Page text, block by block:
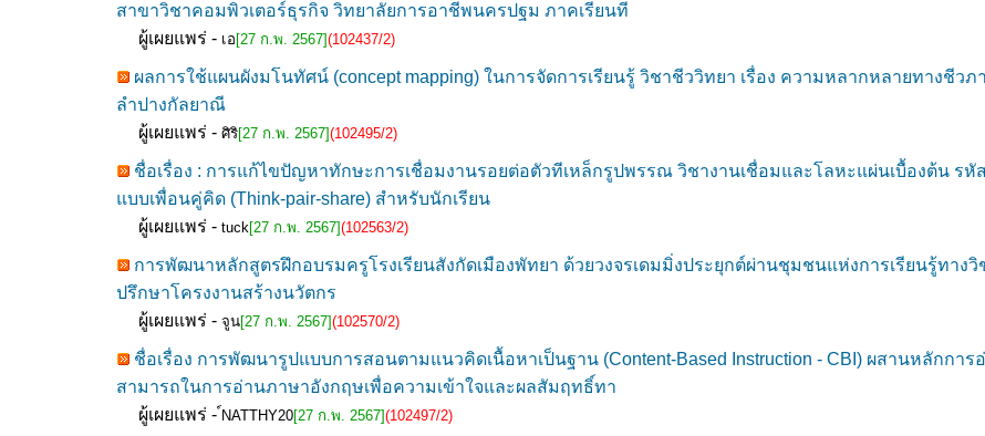
สาขาวิชาคอมพิวเตอร์ธุรกิจ วิทยาลัยการอาชีพนครปฐม ภาคเรียนที
ผู้เผยแพร่ - เอ [27 ก.พ. 2567](102437/2)
ผลการใช้แผนผังมโนทัศน์ (concept mapping) ในการจัดการเรียนรู้ วิชาชีววิทยา เรื่อง ความหลากหลายทางชีว
ลำปางกัลยาณี
ผู้เผยแพร่ - ศิริ[27 ก.พ. 2567](102495/2)
ชื่อเรื่อง : การแก้ไขปัญหาทักษะการเชื่อมงานรอยต่อตัวทีเหล็กรูปพรรณ วิชางานเชื่อมและโลหะแผ่นเบื้องต้น รหั
แบบเพื่อนคู่คิด (Think-pair-share) สำหรับนักเรียน
ผู้เผยแพร่ - tuck[27 ก.พ. 2567](102563/2)
การพัฒนาหลักสูตรฝึกอบรมครูโรงเรียนสังกัดเมืองพัทยา ด้วยวงจรเดมมิ่งประยุกต์ผ่านชุมชนแห่งการเรียนรู้ทาง
ปรึกษาโครงงานสร้างนวัตกร
ผู้เผยแพร่ - จูน[27 ก.พ. 2567](102570/2)
ชื่อเรื่อง การพัฒนารูปแบบการสอนตามแนวคิดเนื้อหาเป็นฐาน (Content-Based Instruction - CBI) ผสานหลักการ
สามารถในการอ่านภาษาอังกฤษเพื่อความเข้าใจและผลสัมฤทธิ์ทา
ผู้เผยแพร่ - ์NATTHY20[27 ก.พ. 2567](102497/2)